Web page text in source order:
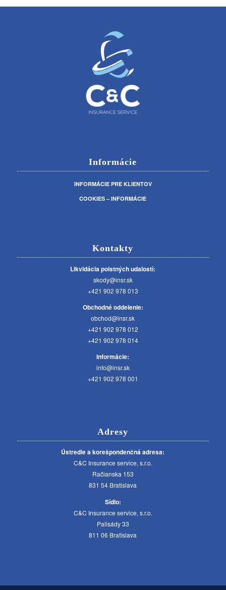
Informácie
INFORMÁCIE PRE KLIENTOV
COOKIES – INFORMÁCIE
Kontakty
Likvidácia poistných udalostí:
skody@insr.sk
+421 902 978 013
Obchodné oddelenie:
obchod@insr.sk
+421 902 978 012
+421 902 978 014
Informácie:
info@insr.sk
+421 902 978 001
Adresy
Ústredie a korešpondenčná adresa:
C&C Insurance service, s.r.o.
Račianska 153
831 54 Bratislava
Sídlo:
C&C Insurance service, s.r.o.
Palisády 33
811 06 Bratislava